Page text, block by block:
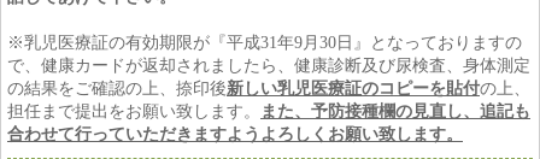
※乳児医療証の有効期限が『平成31年9月30日』となっておりますの
で、健康カードが返却されましたら、健康診断及び尿検査、身体測定
の結果をご確認の上、捺印後新しい乳児医療証のコピーを貼付の上、
担任まで提出をお願い致します。
また、予防接種欄の見直し、追記も
合わせて行っていただきますようよろしくお願い致します。